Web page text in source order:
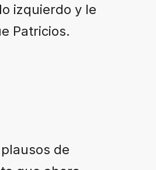
izquierdo y le
Patricios.
de